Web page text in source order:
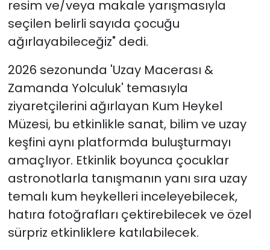
resim ve/veya makale yarışmasıyla
seçilen belirli sayıda çocuğu
ağırlayabileceğiz" dedi.
2026 sezonunda 'Uzay Macerası &
Zamanda Yolculuk' temasıyla
ziyaretçilerini ağırlayan Kum Heykel
Müzesi, bu etkinlikle sanat, bilim ve uzay
keşfini aynı platformda buluşturmayı
amaçlıyor. Etkinlik boyunca çocuklar
astronotlarla tanışmanın yanı sıra uzay
temalı kum heykelleri inceleyebilecek,
hatıra fotoğrafları çektirebilecek ve özel
sürpriz etkinliklere katılabilecek.